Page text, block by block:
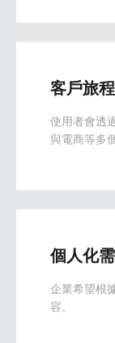
客戶旅
使用者會透
與電商等多
個人化
企業希望根
容。